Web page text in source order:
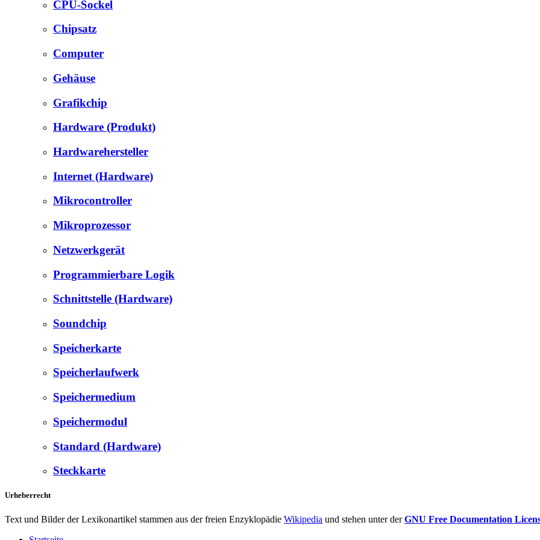
CPU-Sockel
Chipsatz
Computer
Gehäuse
Grafikchip
Hardware (Produkt)
Hardwarehersteller
Internet (Hardware)
Mikrocontroller
Mikroprozessor
Netzwerkgerät
Programmierbare Logik
Schnittstelle (Hardware)
Soundchip
Speicherkarte
Speicherlaufwerk
Speichermedium
Speichermodul
Standard (Hardware)
Steckkarte
Urheberrecht
Text und Bilder der Lexikonartikel stammen aus der freien Enzyklopädie Wikipedia und stehen unter derGNU Free Documentation